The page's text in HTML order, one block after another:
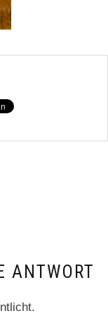
ANTWORT